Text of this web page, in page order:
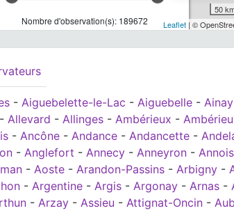
Nombre d'observation(s): 189672
50
Leaflet| ©
- Aiguebelette-le-Lac - Aiguebelle -
- Allevard - Allinges - Ambérieux -
- Ancône - Andance - Andancette -
- Anglefort - Annecy - Anneyron -
- Aoste - Arandon-Passins - Arbigny -
- Argentine - Argis - Argonay - Arnas -
- Arzay - Assieu - Attignat-Oncin -